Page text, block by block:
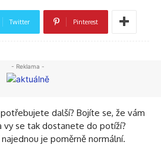
Twitter Pinterest
- Reklama -
další? Bojíte se, že vám
vy se tak dostanete do potíží?
je poměrně normální.